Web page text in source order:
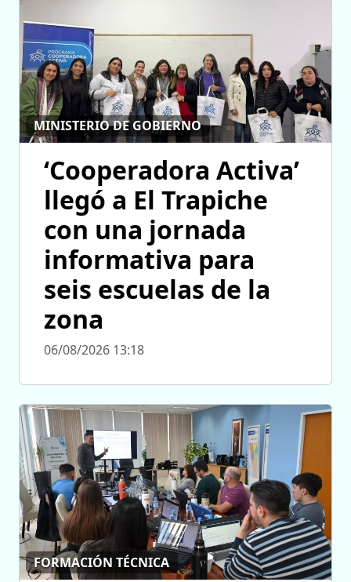
MINISTERIO DE GOBIERNO
‘Cooperadora Activa’
llegó a El Trapiche
con una jornada
informativa para
seis escuelas de la
zona
06/08/2026 13:18
FORMACIÓN TÉCNICA